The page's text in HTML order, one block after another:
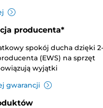
producenta*
spokój ducha dzięki 2-
(EWS) na sprzęt
wyjątki
gwarancji